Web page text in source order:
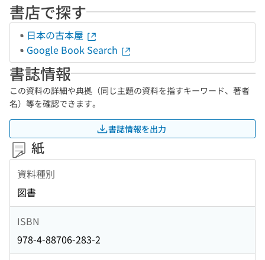
書店で探す
日本の古本屋
Google Book Search
書誌情報
この資料の詳細や典拠（同じ主題の資料を指すキーワード、著者
名）等を確認できます。
書誌情報を出力
紙
資料種別
図書
ISBN
978-4-88706-283-2